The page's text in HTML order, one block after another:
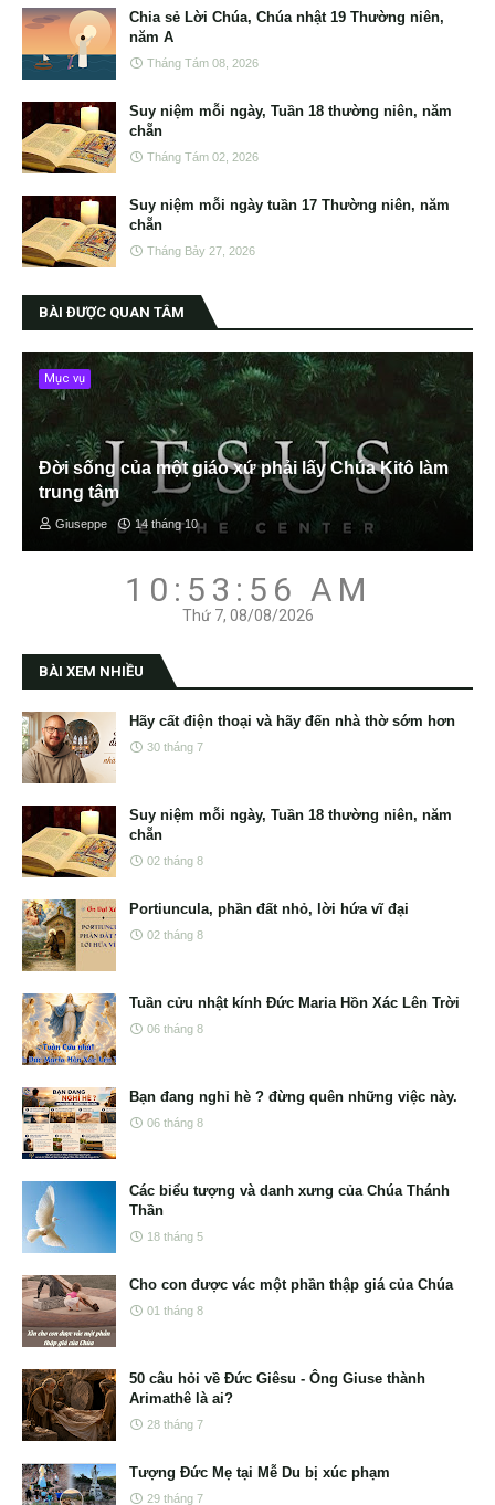
Chia sẻ Lời Chúa, Chúa nhật 19 Thường niên,
năm A
Tháng Tám 08, 2026
Suy niệm mỗi ngày, Tuần 18 thường niên, năm
chẵn
Tháng Tám 02, 2026
Suy niệm mỗi ngày tuần 17 Thường niên, năm
chẵn
Tháng Bảy 27, 2026
BÀI ĐƯỢC QUAN TÂM
Mục vụ
Đời sống của một giáo xứ phải lấy Chúa Kitô làm
trung tâm
Giuseppe 14 tháng 10
10:53:57 AM
Thứ 7, 08/08/2026
BÀI XEM NHIỀU
Hãy cất điện thoại và hãy đến nhà thờ sớm hơn
30 tháng 7
Suy niệm mỗi ngày, Tuần 18 thường niên, năm
chẵn
02 tháng 8
Portiuncula, phần đất nhỏ, lời hứa vĩ đại
02 tháng 8
Tuần cửu nhật kính Đức Maria Hồn Xác Lên Trời
06 tháng 8
Bạn đang nghỉ hè ? đừng quên những việc này.
06 tháng 8
Các biểu tượng và danh xưng của Chúa Thánh
Thần
18 tháng 5
Cho con được vác một phần thập giá của Chúa
01 tháng 8
50 câu hỏi về Đức Giêsu - Ông Giuse thành
Arimathê là ai?
28 tháng 7
Tượng Đức Mẹ tại Mễ Du bị xúc phạm
29 tháng 7